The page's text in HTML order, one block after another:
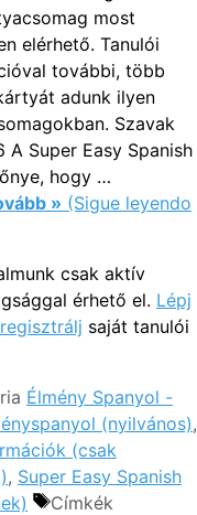
most
elérhető. Tanulói
további, több
adunk ilyen
Szavak
A Super Easy Spanish
hogy …
» (Sigue leyendo
csak aktív
érhető el. Lépj
regisztrálj saját tanulói
Élmény Spanyol -
(nyilvános),
(csak
, Super Easy Spanish
Címkék